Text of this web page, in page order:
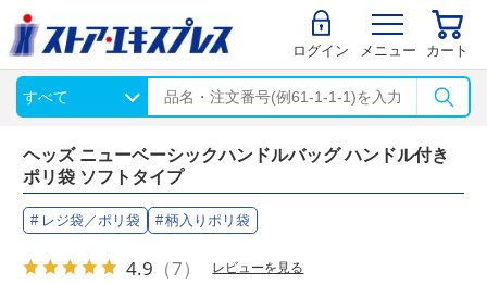
ログイン メニュー カート
ヘッズ ニューベーシックハンドルバッグ ハンドル付き
ポリ袋 ソフトタイプ
レジ袋／ポリ袋 柄入りポリ袋
4.9 （7） レビューを見る